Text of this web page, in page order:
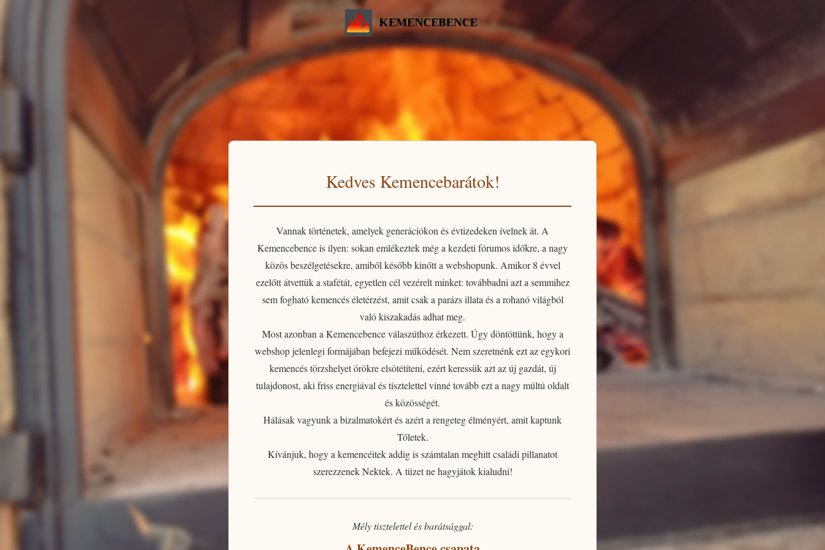
Kedves Kemencebarátok!
Vannak történetek, amelyek generációkon és évtizedeken ívelnek át. A
Kemencebenceis ilyen: sokan emlékeztek még a kezdeti fórumos időkre, a nagy
közös beszélgetésekre, amiből később kinőtt a webshopunk. Amikor 8 évvel
ezelőtt átvettük a stafétát, egyetlen cél vezérelt minket: továbbadni azt a semmihez
sem foghatókemencés életérzést, amit csak a parázs illata és a rohanó világból
való kiszakadás adhat meg.
Most azonban a Kemencebence válaszúthoz érkezett. Úgy döntöttünk, hogy a
webshop jelenlegi formájában befejezi működését. Nem szeretnénk ezt az egykori
kemencés törzshelyet örökre elsötétíteni, ezértkeressük azt az új gazdát, új
tulajdonost, aki friss energiával és tisztelettel vinné tovább ezt a nagy múltú oldalt
és közösségét.
Hálásak vagyunk a bizalmatokértés azért a rengeteg élményért, amit kaptunk
Tőletek.
Kívánjuk, hogy a kemencéitek addig is számtalan meghitt családi pillanatot
szerezzenek Nektek. A tüzet ne hagyjátok kialudni!
Mély tisztelettel és barátsággal: